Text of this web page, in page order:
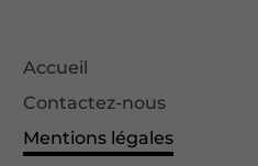
Accueil
Contactez-nous
Mentions légales